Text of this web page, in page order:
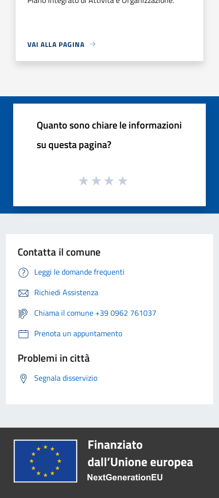
VAI ALLA PAGINA
Quanto sono chiare le informazioni
su questa pagina?
Contatta il comune
Leggi le domande frequenti
Richiedi Assistenza
Chiama il comune +39 0962 761037
Prenota un appuntamento
Problemi in città
Segnala disservizio